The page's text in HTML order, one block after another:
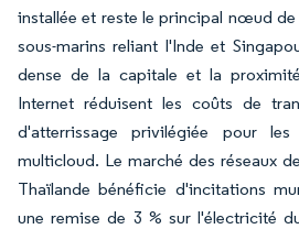
installée et reste le principal nœud
sous-marins reliant l'Inde et
dense de la capitale et la
Internet réduisent les coûts de
d'atterrissage privilégiée pour
multicloud. Le marché des réseaux
Thaïlande bénéficie d'incitations
une remise de 3 % sur l'électricité